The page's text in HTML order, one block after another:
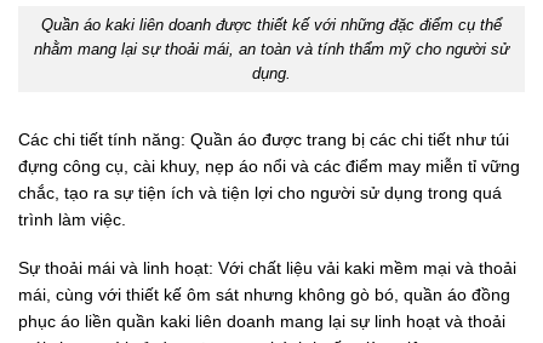
Quần áo kaki liên doanh được thiết kế với những đặc điểm cụ thể
nhằm mang lại sự thoải mái, an toàn và tính thẩm mỹ cho người sử
dụng.
Các chi tiết tính năng: Quần áo được trang bị các chi tiết như túi
đựng công cụ, cài khuy, nẹp áo nổi và các điểm may miễn tỉ vững
chắc, tạo ra sự tiện ích và tiện lợi cho người sử dụng trong quá
trình làm việc.
Sự thoải mái và linh hoạt: Với chất liệu vải kaki mềm mại và thoải
mái, cùng với thiết kế ôm sát nhưng không gò bó, quần áo đồng
phục áo liền quần kaki liên doanh mang lại sự linh hoạt và thoải